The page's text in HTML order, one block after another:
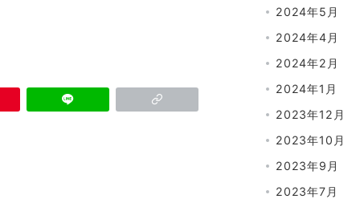
2024年5月
2024年4月
2024年2月
2024年1月
2023年12月
2023年10月
2023年9月
2023年7月